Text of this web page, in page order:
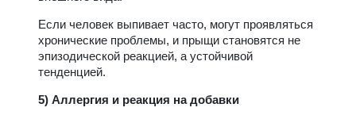
Если человек выпивает часто, могут проявляться
хронические проблемы, и прыщи становятся не
эпизодической реакцией, а устойчивой
тенденцией.
5) Аллергия и реакция на добавки